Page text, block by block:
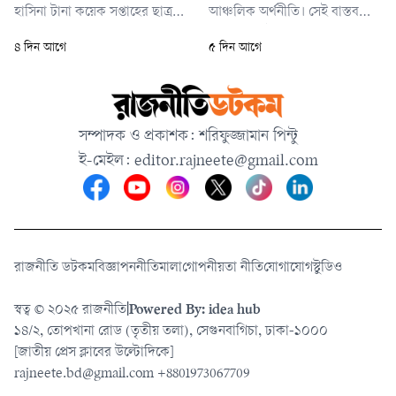
হাসিনা টানা কয়েক সপ্তাহের ছাত্র-
জুড়ে অশান্তির পর ক্ষমতা ত্যাগ করে
মধ্য দিয়ে বাংলাদেশের ক্ষমতার
মসনদে চেপে বসা ১৬ বছরের
স্বৈরশাসনের অবসান ঘটে।
৪ দিন আগে
আঞ্চলিক অর্থনীতি। সেই বাস্তবতার
আত্মবিশ্বাসী, ভারসাম্যপূর্ণ এবং
সঙ্গে বন্ধুত্ব বজায় রেখে, কিন্তু কারও
প্রভাববলয়ে আবদ্ধ না হয়ে,
বাংলাদেশ তার সার্বভৌম সিদ্ধান্ত
গ্রহণের সক্ষমতা অটু
৫ দিন আগে
সম্পাদক ও প্রকাশক: শরিফুজ্জামান পিন্টু
ই-মেইল: editor.rajneete@gmail.com
রাজনীতি ডটকমবিজ্ঞাপননীতিমালাগোপনীয়তা নীতিযোগাযোগস্টুডিও
স্বত্ব © ২০২৫ রাজনীতিPowered By: idea hub
১৪/২, তোপখানা রোড (তৃতীয় তলা), সেগুনবাগিচা, ঢাকা-১০০০
[জাতীয় প্রেস ক্লাবের উল্টোদিকে]
rajneete.bd@gmail.com +8801973067709